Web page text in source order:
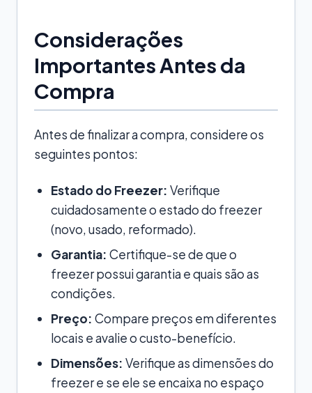
Considerações
Importantes Antes da
Compra
Antes de finalizar a compra, considere os
seguintes pontos:
Estado do Freezer: Verifique
cuidadosamente o estado do freezer
(novo, usado, reformado).
Garantia: Certifique-se de que o
freezer possui garantia e quais são as
condições.
Preço: Compare preços em diferentes
locais e avalie o custo-benefício.
Dimensões: Verifique as dimensões do
freezer e se ele se encaixa no espaço